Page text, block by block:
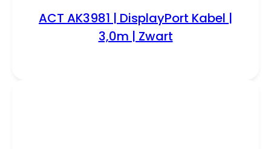
ACT AK3981 | DisplayPort Kabel |
3,0m | Zwart